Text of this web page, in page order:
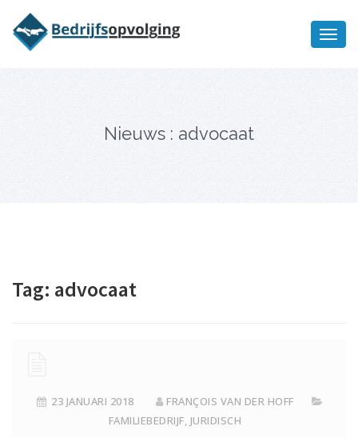
Nieuws : advocaat
Tag: advocaat
23 JANUARI 2018
FRANÇOIS VAN DER HOFF
FAMILIEBEDRIJF, JURIDISCH
bedrijfsopvolging voor fiscaal
juridisch advies
Ik wil meer informatie